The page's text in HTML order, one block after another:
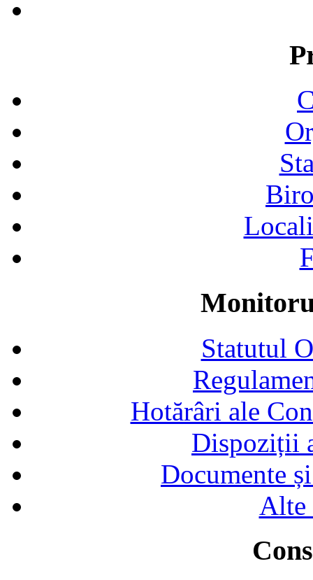
Statutul
Hotărâri ale
Dispoziții
Documente
Alte